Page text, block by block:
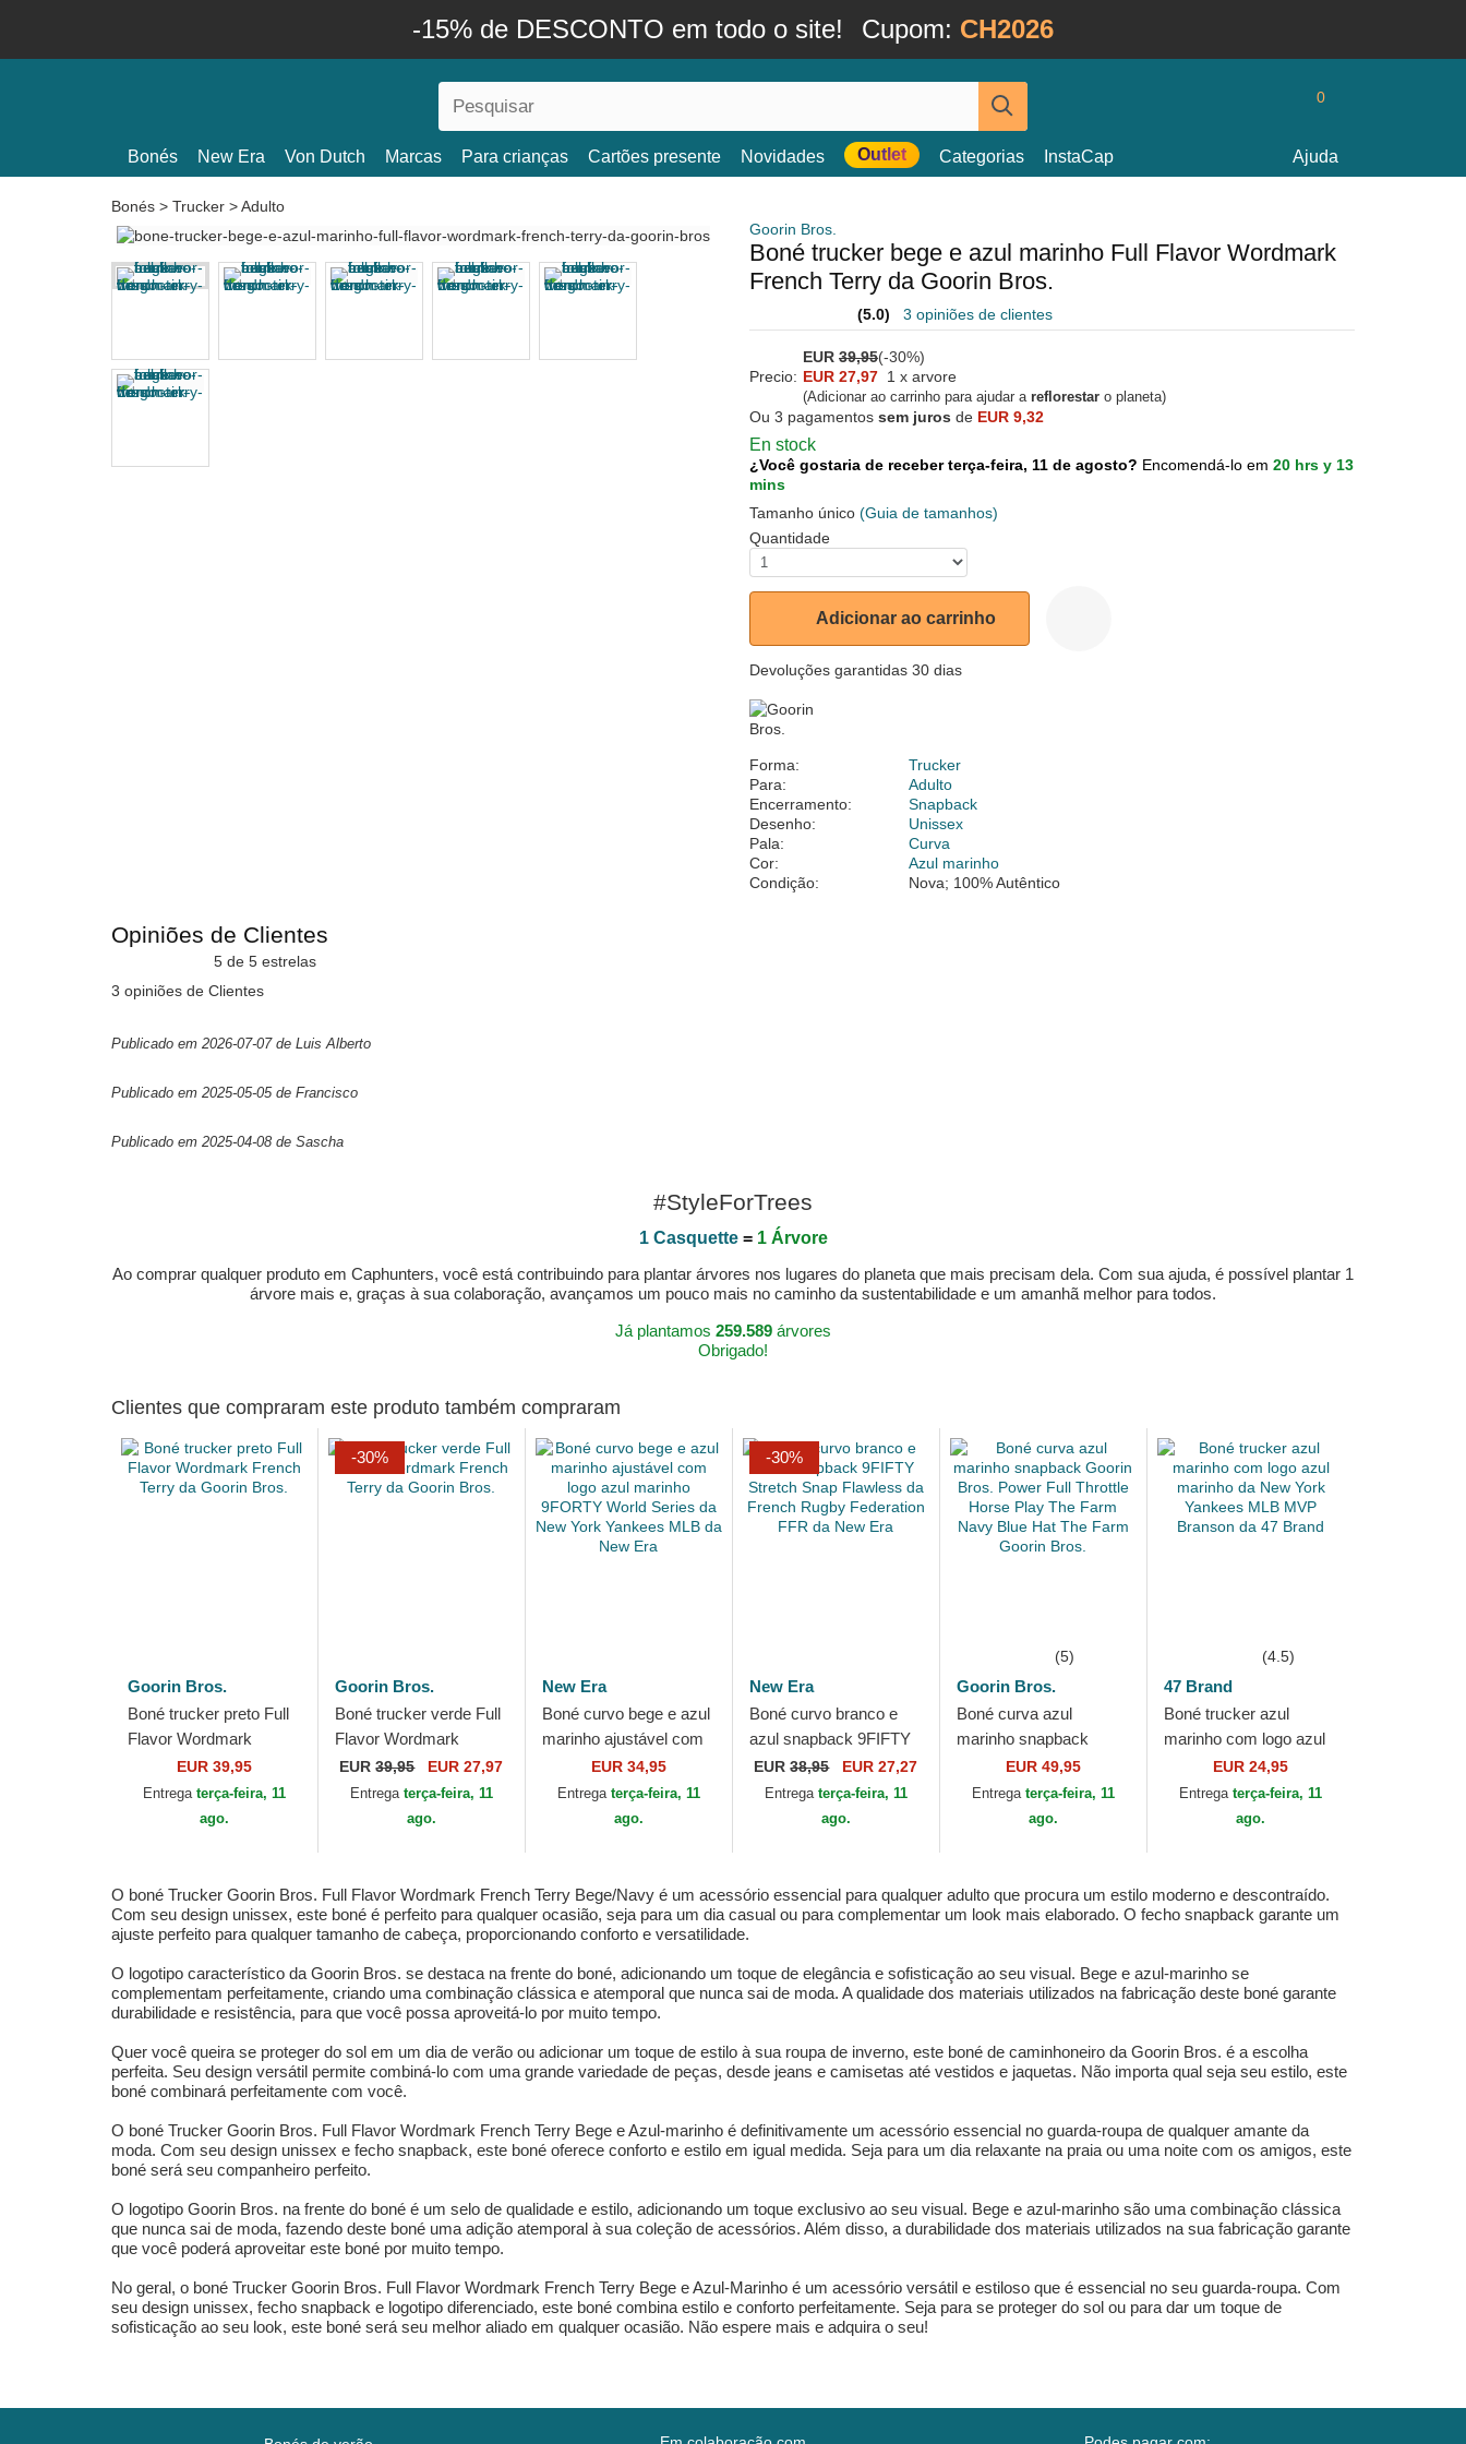
-15% de DESCONTO em todo o site! Cupom: CH2026
0
Bonés New Era Von Dutch Marcas Para crianças Cartões presente Novidades Outlet Categorias InstaCap Ajuda
Bonés > Trucker >Adulto
Goorin Bros.
Boné trucker bege e azul marinho Full Flavor Wordmark
French Terry da Goorin Bros.
(5.0) 3 opiniões de clientes
EUR 39,95(-30%)
Precio: EUR 27,97 1 x arvore
(Adicionar ao carrinho para ajudar a reflorestar o planeta)
Ou 3 pagamentos sem juros de EUR 9,32
En stock
¿Você gostaria de receber terça-feira, 11 de agosto? Encomendá-lo em 20 hrs y 13
mins
Tamanho único (Guia de tamanhos)
Quantidade
Adicionar ao carrinho
Devoluções garantidas 30 dias
Forma:
Trucker
Para:
Adulto
Encerramento:
Snapback
Desenho:
Unissex
Pala:
Curva
Cor:
Azul marinho
Condição:
Nova; 100% Autêntico
Opiniões de Clientes
5 de 5 estrelas
3 opiniões de Clientes
Publicado em 2026-07-07 de Luis Alberto
Publicado em 2025-05-05 de Francisco
Publicado em 2025-04-08 de Sascha
#StyleForTrees
1 Casquette= 1 Árvore
Ao comprar qualquer produto em Caphunters, você está contribuindo para plantar árvores nos lugares do planeta que mais precisam dela. Com sua ajuda, é possível plantar 1
árvore mais e, graças à sua colaboração, avançamos um pouco mais no caminho da sustentabilidade e um amanhã melhor para todos.
Já plantamos 259.589árvores
Obrigado!
Clientes que compraram este produto também compraram
Goorin Bros.
Boné trucker preto Full
Flavor Wordmark
French Terry da Goorin
Bros.
EUR 39,95
Entrega terça-feira, 11
ago.
-30%
Goorin Bros.
Boné trucker verde Full
Flavor Wordmark
French Terry da Goorin
Bros.
EUR39,95 EUR 27,97
Entrega terça-feira, 11
ago.
New Era
Boné curvo bege e azul
marinho ajustável com
logo azul marinho
9FORTY World Series
da New York...
EUR 34,95
Entrega terça-feira, 11
ago.
-30%
New Era
Boné curvo branco e
azul snapback 9FIFTY
Stretch Snap Flawless
da French Rugby
Federation FFR da...
EUR38,95 EUR 27,27
Entrega terça-feira, 11
ago.
(5)
Goorin Bros.
Boné curva azul
marinho snapback
Goorin Bros. Power Full
Throttle Horse Play The
Farm Navy Blue...
EUR 49,95
Entrega terça-feira, 11
ago.
(4.5)
47 Brand
Boné trucker azul
marinho com logo azul
marinho da New York
Yankees MLB MVP
Branson da 47 Brand
EUR 24,95
Entregaterça-feira, 11
ago.
O boné Trucker Goorin Bros. Full Flavor Wordmark French Terry Bege/Navy é um acessório essencial para qualquer adulto que procura um estilo moderno e descontraído.
Com seu design unissex, este boné é perfeito para qualquer ocasião, seja para um dia casual ou para complementar um look mais elaborado. O fecho snapback garante um
ajuste perfeito para qualquer tamanho de cabeça, proporcionando conforto e versatilidade.
O logotipo característico da Goorin Bros. se destaca na frente do boné, adicionando um toque de elegância e sofisticação ao seu visual. Bege e azul-marinho se
complementam perfeitamente, criando uma combinação clássica e atemporal que nunca sai de moda. A qualidade dos materiais utilizados na fabricação deste boné garante
durabilidade e resistência, para que você possa aproveitá-lo por muito tempo.
Quer você queira se proteger do sol em um dia de verão ou adicionar um toque de estilo à sua roupa de inverno, este boné de caminhoneiro da Goorin Bros. é a escolha
perfeita. Seu design versátil permite combiná-lo com uma grande variedade de peças, desde jeans e camisetas até vestidos e jaquetas. Não importa qual seja seu estilo, este
boné combinará perfeitamente com você.
O boné Trucker Goorin Bros. Full Flavor Wordmark French Terry Bege e Azul-marinho é definitivamente um acessório essencial no guarda-roupa de qualquer amante da
moda. Com seu design unissex e fecho snapback, este boné oferece conforto e estilo em igual medida. Seja para um dia relaxante na praia ou uma noite com os amigos, este
boné será seu companheiro perfeito.
O logotipo Goorin Bros. na frente do boné é um selo de qualidade e estilo, adicionando um toque exclusivo ao seu visual. Bege e azul-marinho são uma combinação clássica
que nunca sai de moda, fazendo deste boné uma adição atemporal à sua coleção de acessórios. Além disso, a durabilidade dos materiais utilizados na sua fabricação garante
que você poderá aproveitar este boné por muito tempo.
No geral, o boné Trucker Goorin Bros. Full Flavor Wordmark French Terry Bege e Azul-Marinho é um acessório versátil e estiloso que é essencial no seu guarda-roupa. Com
seu design unissex, fecho snapback e logotipo diferenciado, este boné combina estilo e conforto perfeitamente. Seja para se proteger do sol ou para dar um toque de
sofisticação ao seu look, este boné será seu melhor aliado em qualquer ocasião. Não espere mais e adquira o seu!